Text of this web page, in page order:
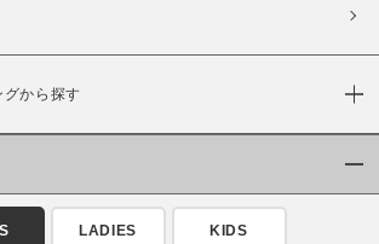
グから探す
LADIES KIDS